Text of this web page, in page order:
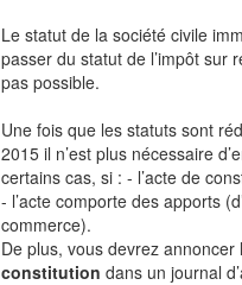
Le statut de la société civile
passer du statut de l’impôt sur
pas possible.
Une fois que les statuts sont
2015 il n’est plus nécessaire
certains cas, si : - l’acte de
- l’acte comporte des apports
commerce).
De plus, vous devrez
constitution dans un journal